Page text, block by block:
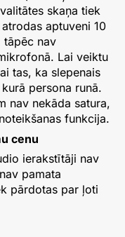
skaņa tiek
aptuveni 10
tāpēc nav
Lai veiktu
tas, ka slepenais
persona runā.
nav nekāda satura,
funkcija.
cenu
ierakstītāji nav
pamata
pārdotas par ļoti